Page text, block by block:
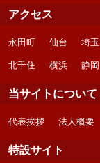
アクセス
永田町 仙台 埼
北千住 横浜 静岡
当サイトについて
代表挨拶 法人概要
特設サイト